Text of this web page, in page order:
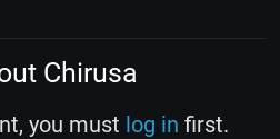
Chirusa
you must log in first.